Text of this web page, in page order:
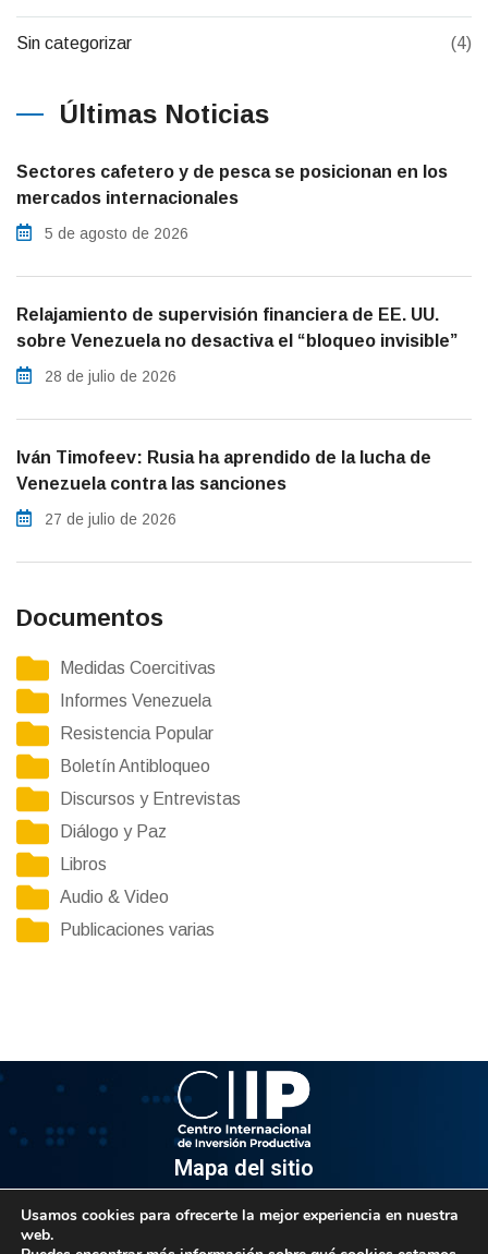
Sin categorizar (4)
Últimas Noticias
Sectores cafetero y de pesca se posicionan en los
mercados internacionales
5 de agosto de 2026
Relajamiento de supervisión financiera de EE. UU.
sobre Venezuela no desactiva el “bloqueo invisible”
28 de julio de 2026
Iván Timofeev: Rusia ha aprendido de la lucha de
Venezuela contra las sanciones
27 de julio de 2026
Documentos
Medidas Coercitivas
Informes Venezuela
Resistencia Popular
Boletín Antibloqueo
Discursos y Entrevistas
Diálogo y Paz
Libros
Audio & Video
Publicaciones varias
Mapa del sitio
Usamos cookies para ofrecerte la mejor experiencia en nuestra
web.